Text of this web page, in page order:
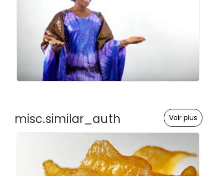
misc.similar_auth Voir plus